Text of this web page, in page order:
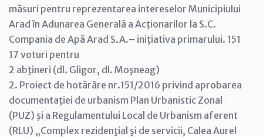
măsuri pentru reprezentarea intereselor Municipiului
Arad în Adunarea Generală a Acţionarilor la S.C.
Compania de Apă Arad S.A.– iniţiativa primarului. 151
17 voturi pentru
2 abţineri (dl. Gligor, dl. Moşneag)
2. Proiect de hotărâre nr.151/2016 privind aprobarea
documentaţiei de urbanism Plan Urbanistic Zonal
(PUZ) şi a Regulamentului Local de Urbanism aferent
(RLU) „Complex rezidenţial şi de servicii, Calea Aurel